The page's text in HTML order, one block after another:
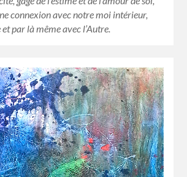
connexion avec notre moi intérieur,
par là même avec l’Autre.